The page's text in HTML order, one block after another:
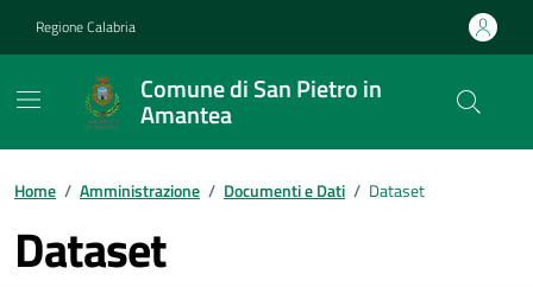
Regione Calabria
Comune di San Pietro in
Amantea
Home / Amministrazione / Documenti e Dati / Dataset
Dataset